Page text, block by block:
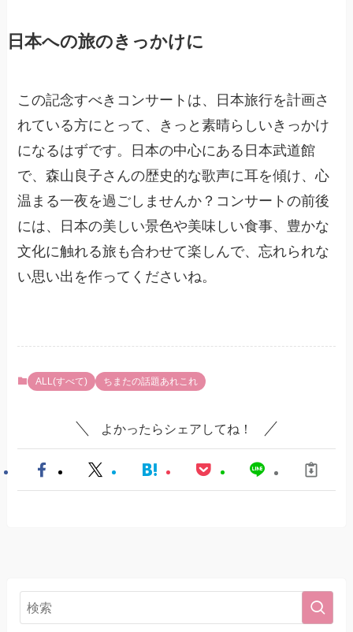
日本への旅のきっかけに
この記念すべきコンサートは、日本旅行を計画さ
れている方にとって、きっと素晴らしいきっかけ
になるはずです。日本の中心にある日本武道館
で、森山良子さんの歴史的な歌声に耳を傾け、心
温まる一夜を過ごしませんか？コンサートの前後
には、日本の美しい景色や美味しい食事、豊かな
文化に触れる旅も合わせて楽しんで、忘れられな
い思い出を作ってくださいね。
ALL(すべて) ちまたの話題あれこれ
よかったらシェアしてね！